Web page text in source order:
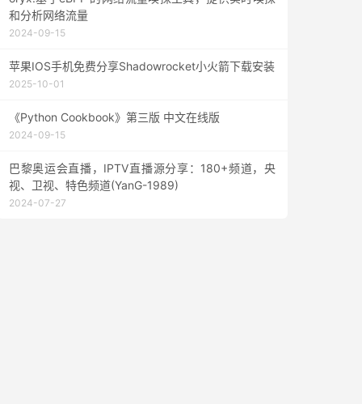
和分析网络流量
2024-09-15
苹果IOS手机免费分享Shadowrocket小火箭下载安装
2025-10-01
《Python Cookbook》第三版 中文在线版
2024-09-15
巴黎奥运会直播，IPTV直播源分享：180+频道，央
视、卫视、特色频道(YanG-1989)
2024-07-27